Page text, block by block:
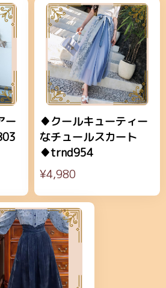
ー
♦クールキューティー
なチュールスカート
♦trnd954
¥4,980